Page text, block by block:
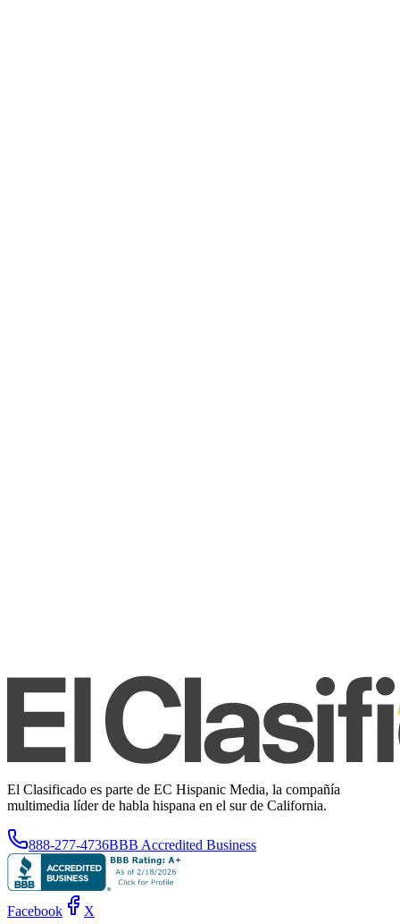
El Clasificado es parte de EC Hispanic Media, la compañía
multimedia líder de habla hispana en el sur de California.
888-277-4736BBB Accredited Business
Facebook X